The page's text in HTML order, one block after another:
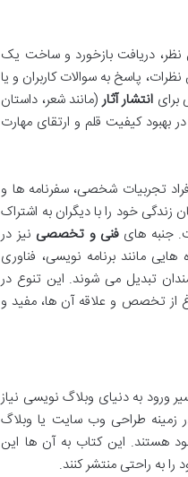
نظر، دریافت بازخورد و ساخت یک
پاسخ به سوالات کاربران و یا
انتشار آثار (مانند شعر، داستان
بهبود کیفیت قلم و ارتقای مهارت
تجربیات شخصی، سفرنامه ها و
زندگی خود را با دیگران به اشتراک
جنبه هایفنی و تخصصی نیز در
مانند برنامه نویسی، فناوری
تبدیل می شوند. این تنوع در
از تخصص و علاقه آن ها، مفید و
به دنیای وبلاگ نویسی نیاز
زمینه طراحی وب سایت یا وبلاگ
هستند. این کتاب به آن ها این
به راحتی منتشر کنند.